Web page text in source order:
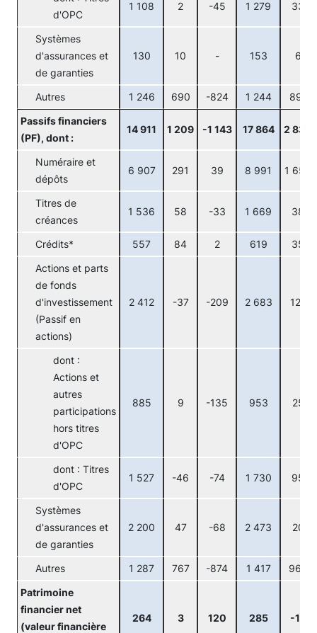
d'OPC
1 108 2 -45 1 279 33
Systèmes
d'assurances et
de garanties
130 10 - 153 6
Autres 1 246 690 -824 1 244 891
Passifs financiers
(PF), dont :
14 911 1 209 -1 143 17 864 2 830
Numéraire et
dépôts
6 907 291 39 8 991 1 653
Titres de
créances
1 536 58 -33 1 669 38
Crédits* 557 84 2 619 35
Actions et parts
de fonds
d'investissement
(Passif en
actions)
2 412 -37 -209 2 683 121
dont :
Actions et
autres
participations
hors titres
d'OPC
885 9 -135 953 25
dont : Titres
d'OPC
1 527 -46 -74 1 730 95
Systèmes
d'assurances et
de garanties
2 200 47 -68 2 473 20
Autres 1 287 767 -874 1 417 964
Patrimoine
financier net
(valeur financière
264 3 120 285 -14